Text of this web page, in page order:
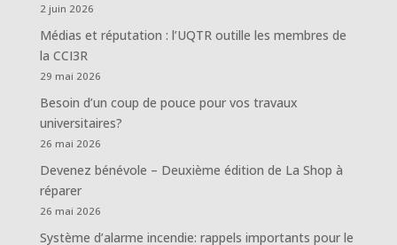
2 juin 2026
Médias et réputation : l’UQTR outille les membres de
la CCI3R
29 mai 2026
Besoin d’un coup de pouce pour vos travaux
universitaires?
26 mai 2026
Devenez bénévole – Deuxième édition de La Shop à
réparer
26 mai 2026
Système d’alarme incendie: rappels importants pour le